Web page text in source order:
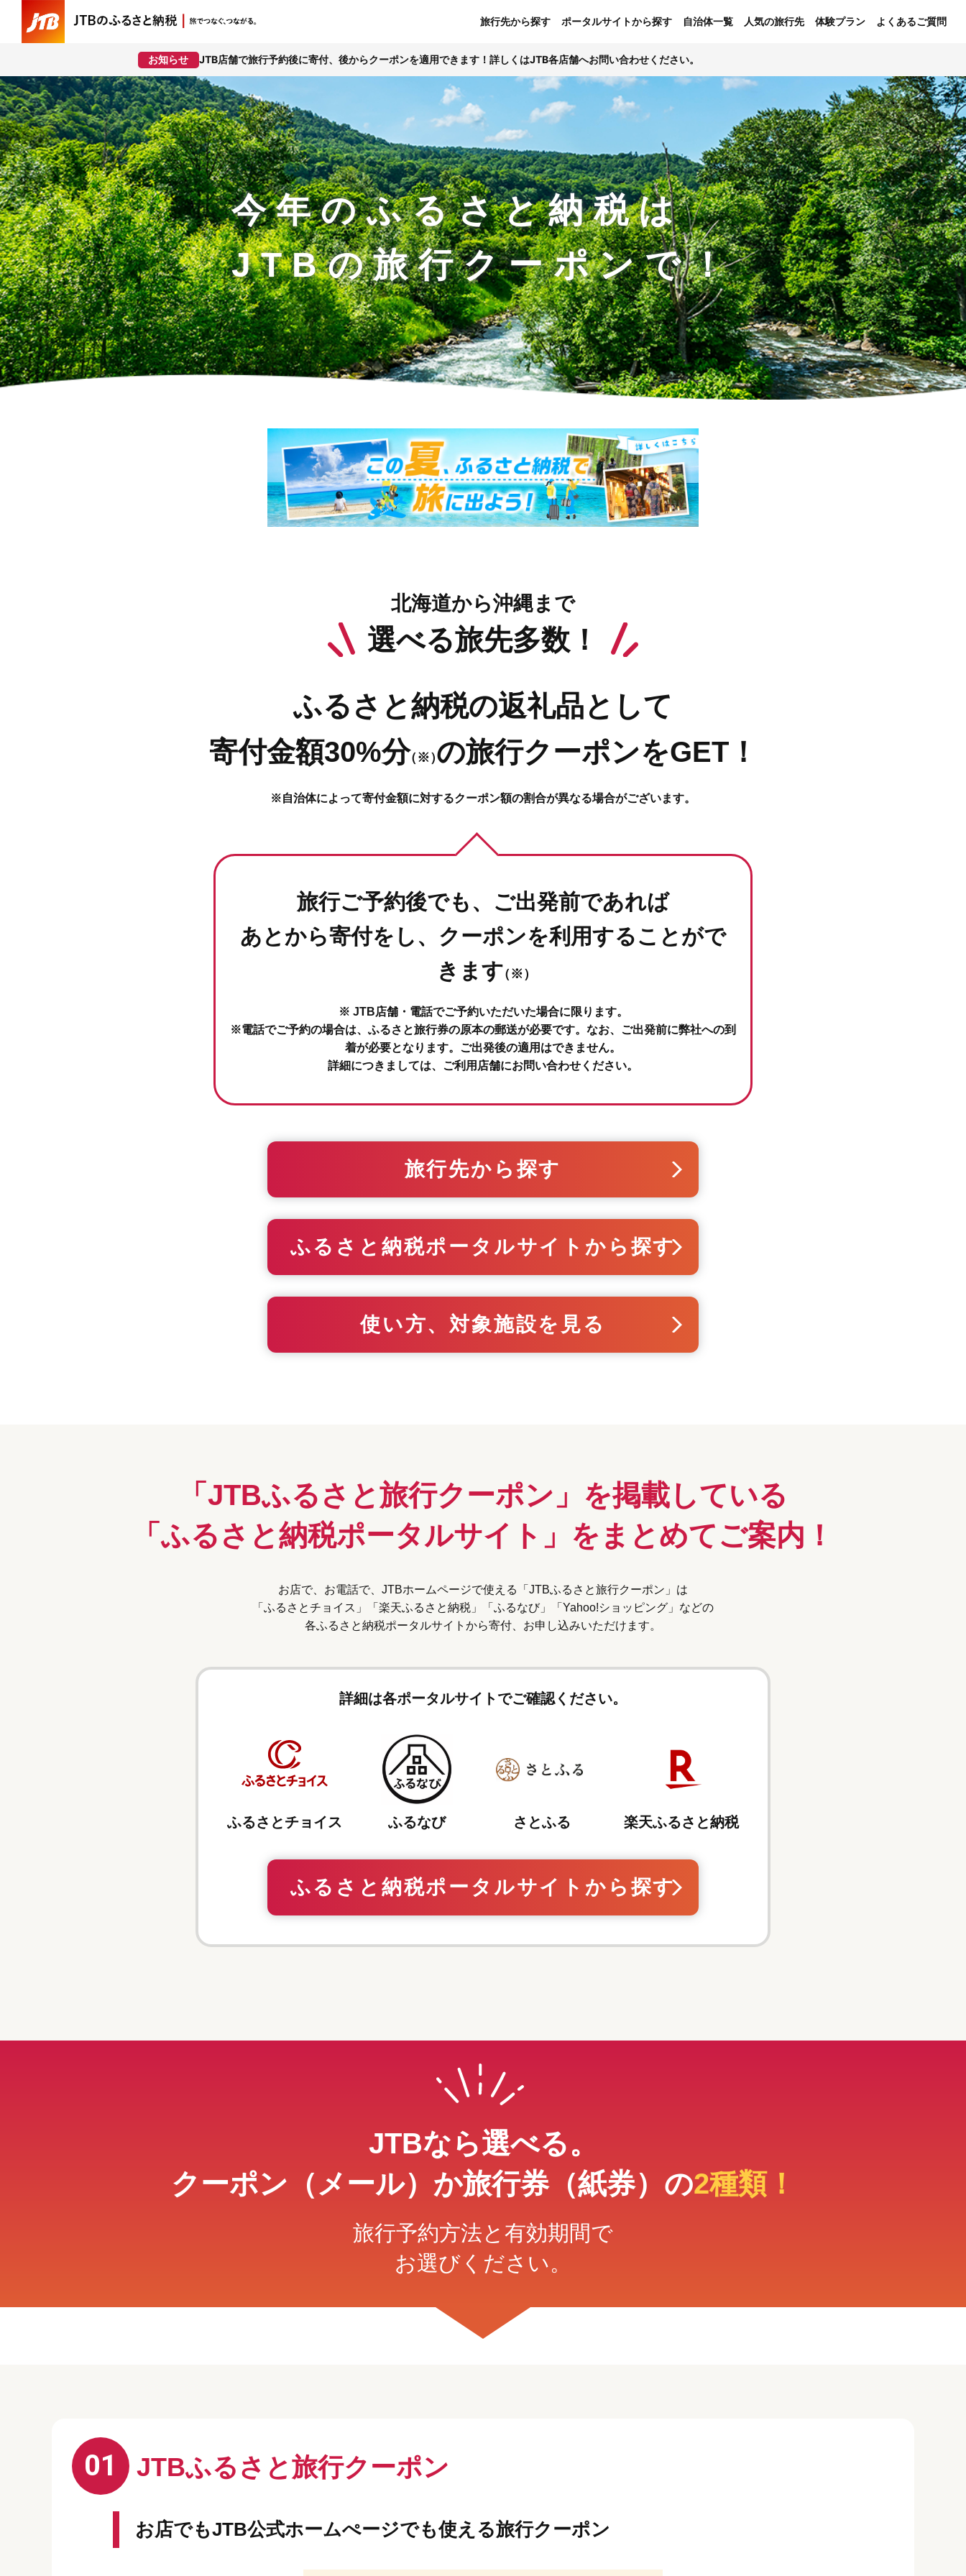
旅行先から探す ポータルサイトから探す 自治体一覧 人気の旅行先 体験プラン よくあるご質問
お知らせ JTB店舗で旅行予約後に寄付、後からクーポンを適用できます！詳しくはJTB各店舗へお問い合わせください。
今年のふるさと納税は
JTBの旅行クーポンで！
北海道から沖縄まで
選べる旅先多数！
ふるさと納税の返礼品として
寄付金額30%分（※）の旅行クーポンをGET！
※自治体によって寄付金額に対するクーポン額の割合が異なる場合がございます。
旅行ご予約後でも、ご出発前であれば
あとから寄付をし、クーポンを利用することがで
きます（※）
※ JTB店舗・電話でご予約いただいた場合に限ります。
※電話でご予約の場合は、ふるさと旅行券の原本の郵送が必要です。なお、ご出発前に弊社への到
着が必要となります。ご出発後の適用はできません。
詳細につきましては、ご利用店舗にお問い合わせください。
旅行先から探す
ふるさと納税ポータルサイトから探す
使い方、対象施設を見る
「JTBふるさと旅行クーポン」 を掲載している
「ふるさと納税ポータルサイト」を まとめてご案内！
お店で、お電話で、JTBホームページで使える
「JTBふるさと旅行クーポン」は
「ふるさとチョイス」「楽天ふるさと納税」
「ふるなび」「Yahoo!ショッピング」などの
各ふるさと納税ポータルサイトから寄付、 お申し込みいただけます。
詳細は各ポータルサイトでご確認ください。
ふるさとチョイス ふるなび さとふる 楽天ふるさと納税
ふるさと納税ポータルサイトから探す
JTBなら選べる。
クーポン（メール）か旅行券（紙券）の2種類！
旅行予約方法と有効期間で
お選びください。
01 JTBふるさと旅行クーポン
お店でもJTB公式ホームぺージでも使える旅行クーポン